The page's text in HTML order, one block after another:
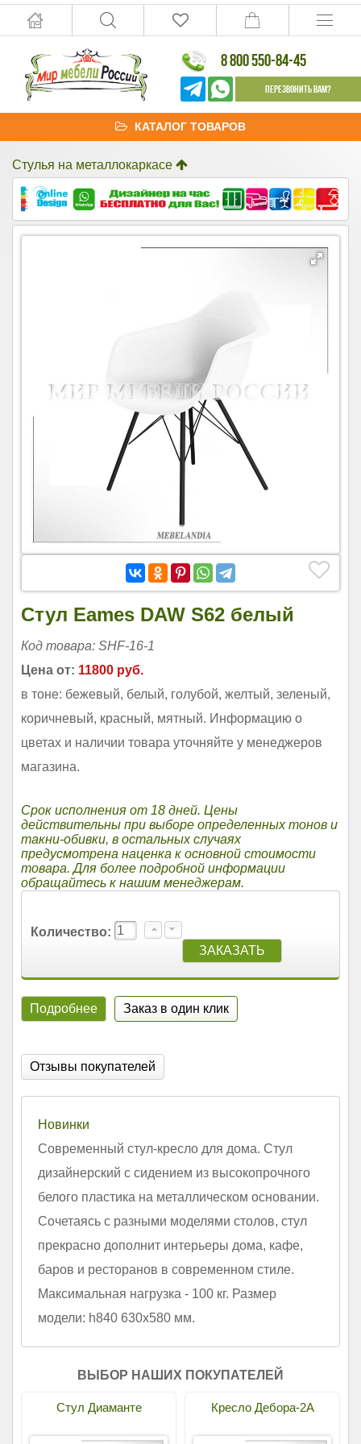
8 800 550-84-45
Перезвонить Вам?
КАТАЛОГ ТОВАРОВ
Стулья на металлокаркасе
Стул Eames DAW S62 белый
Код товара: SHF-16-1
Цена от: 11800 руб.
в тоне: бежевый, белый, голубой, желтый, зеленый,
коричневый, красный, мятный. Информацию о
цветах и наличии товара уточняйте у менеджеров
магазина.
Срок исполнения от 18 дней. Цены
действительны при выборе определенных тонов и
такни-обивки, в остальных случаях
предусмотрена наценка к основной стоимости
товара. Для более подробной информации
обращайтесь к нашим менеджерам.
Количество:
Подробнее Заказ в один клик
Отзывы покупателей
Новинки
Современный стул-кресло для дома. Стул
дизайнерский с сидением из высокопрочного
белого пластика на металлическом основании.
Сочетаясь с разными моделями столов, стул
прекрасно дополнит интерьеры дома, кафе,
баров и ресторанов в современном стиле.
Максимальная нагрузка - 100 кг. Размер
модели: h840 630х580 мм.
ВЫБОР НАШИХ ПОКУПАТЕЛЕЙ
Стул Диаманте Кресло Дебора-2А